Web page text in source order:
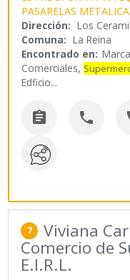
PASARELAS
Dirección: Los
Comuna: La Reina
Encontrado en:
Comerciales,
Edficio...
 
7 Viviana
Comercio de
E.I.R.L.